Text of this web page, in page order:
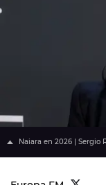
Naiara en 2026 | Sergio